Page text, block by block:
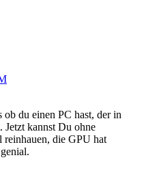
du einen PC hast, der in
Jetzt kannst Du ohne
die GPU hat